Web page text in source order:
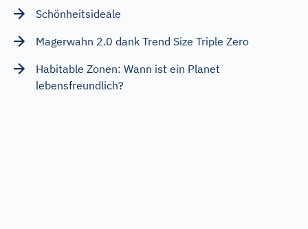
Schönheitsideale
Magerwahn 2.0 dank Trend Size Triple Zero
Habitable Zonen: Wann ist ein Planet
lebensfreundlich?